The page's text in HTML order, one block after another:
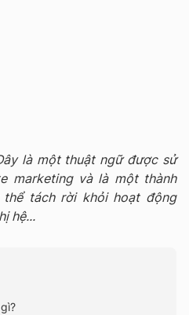
là một thuật ngữ được sử
marketing và là một thành
thể tách rời khỏi hoạt động
hệ...